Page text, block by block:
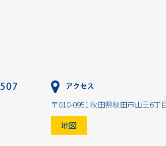
〒010-0951 秋田県秋田市山王6丁
地図